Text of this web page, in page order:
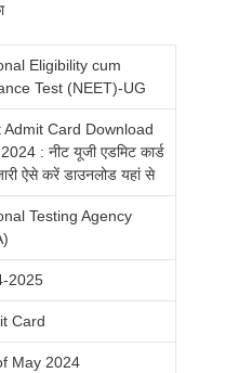
Eligibility cum
Test (NEET)-UG
Admit Card Download
: नीट यूजी एडमिट कार्ड
ऐसे करें डाउनलोड यहां से
Testing Agency
2025
Card
May 2024